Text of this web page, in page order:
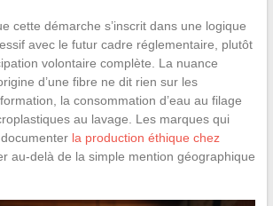
cette démarche s’inscrit dans une logique
avec le futur cadre réglementaire, plutôt
volontaire complète. La nuance
d’une fibre ne dit rien sur les
la consommation d’eau au filage
au lavage. Les marques qui
la production éthique chez
au-delà de la simple mention géographique